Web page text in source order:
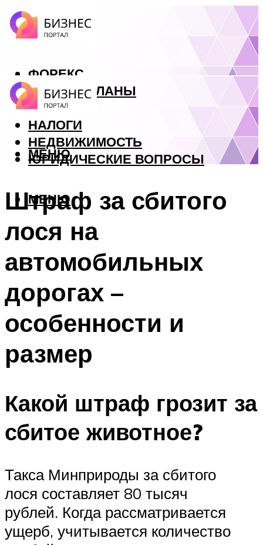
ФОРЕКС
БИЗНЕС ПЛАНЫ
КРЕДИТЫ
НАЛОГИ
НЕДВИЖИМОСТЬ
ЮРИДИЧЕСКИЕ ВОПРОСЫ
МЕНЮ
МЕНЮ
Штраф за сбитого
лося на
автомобильных
дорогах –
особенности и
размер
Какой штраф грозит за
сбитое животное?
Такса Минприроды за сбитого
лося составляет 80 тысяч
рублей. Когда рассматривается
ущерб, учитывается количество